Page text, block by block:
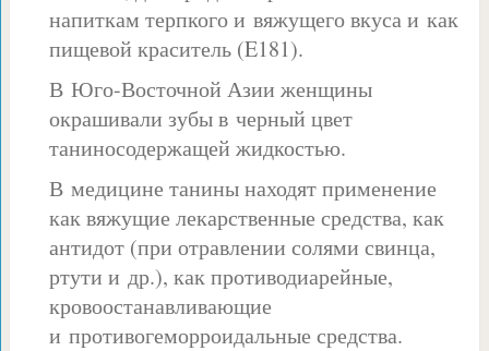
напиткам терпкого и вяжущего вкуса и как
пищевой краситель (E181).
В Юго-Восточной Азии женщины
окрашивали зубы в черный цвет
таниносодержащей жидкостью.
В медицине танины находят применение
как вяжущие лекарственные средства, как
антидот (при отравлении солями свинца,
ртути и др.), как противодиарейные,
кровоостанавливающие
и противогеморроидальные средства.